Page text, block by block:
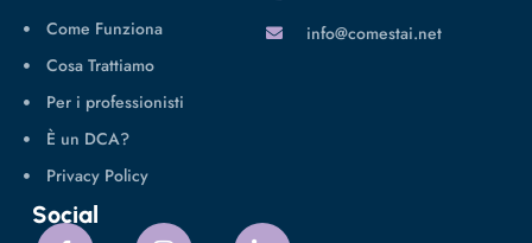
Come Funziona
Cosa Trattiamo
Per i professionisti
È un DCA?
Privacy Policy
info@comestai.net
Social